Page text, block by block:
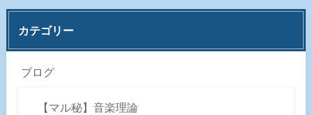
カテゴリー
ブログ
【マル秘】音楽理論